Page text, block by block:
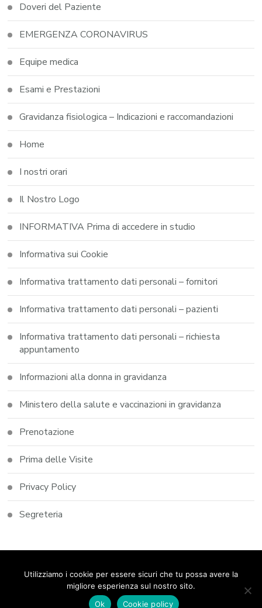
Doveri del Paziente
EMERGENZA CORONAVIRUS
Equipe medica
Esami e Prestazioni
Gravidanza fisiologica – Indicazioni e raccomandazioni
Home
I nostri orari
Il Nostro Logo
INFORMATIVA Prima di accedere in studio
Informativa sui Cookie
Informativa trattamento dati personali – fornitori
Informativa trattamento dati personali – pazienti
Informativa trattamento dati personali – richiesta
appuntamento
Informazioni alla donna in gravidanza
Ministero della salute e vaccinazioni in gravidanza
Prenotazione
Prima delle Visite
Privacy Policy
Segreteria
© Copyright 2026Studio Dott.ssa Elena Castoldi. Tutti i
diritti riservati.Blossom Coack | Sviluppato da
Blossom
. Powered byWordPress. Privacy Policy
Utilizziamo i cookie per essere sicuri che tu possa avere la
migliore esperienza sul nostro sito.
Ok
Cookie policy